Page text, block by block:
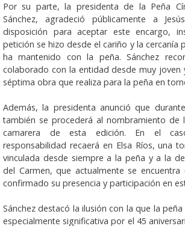
Por su parte, la presidenta de la Peña
Sánchez, agradeció públicamente a
disposición para aceptar este encargo,
petición se hizo desde el cariño y la cercanía
ha mantenido con la peña. Sánchez
colaborado con la entidad desde muy joven
séptima obra que realiza para la peña en
Además, la presidenta anunció que
también se procederá al nombramiento de
camarera de esta edición. En el
responsabilidad recaerá en Elsa Ríos, una
vinculada desde siempre a la peña y a la
del Carmen, que actualmente se
confirmado su presencia y participación en
Sánchez destacó la ilusión con la que la
especialmente significativa por el 45